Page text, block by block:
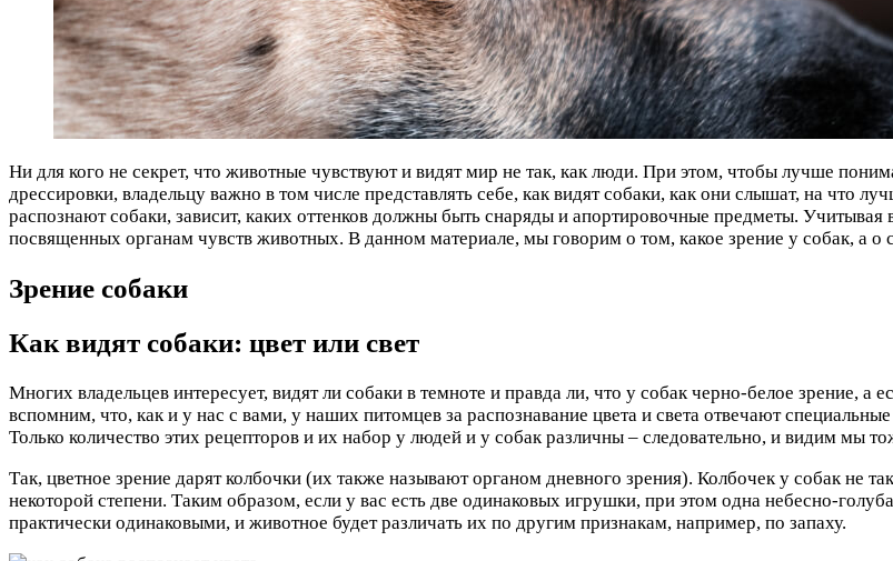
Ни для кого не секрет, что животные чувствуют и видят мир не так, как люди. При этом, чтобы лучше
дрессировки, владельцу важно в том числе представлять себе, как видят собаки, как они слышат, на что
распознают собаки, зависит, каких оттенков должны быть снаряды и апортировочные предметы.
посвященных органам чувств животных. В данном материале, мы говорим о том, какое зрение у собак, а
Зрение собаки
Как видят собаки: цвет или свет
Многих владельцев интересует, видят ли собаки в темноте и правда ли, что у собак черно-белое зрение, а
вспомним, что, как и у нас с вами, у наших питомцев за распознавание цвета и света отвечают
Только количество этих рецепторов и их набор у людей и у собак различны – следовательно, и видим мы
Так, цветное зрение дарят колбочки (их также называют органом дневного зрения). Колбочек у собак не
некоторой степени. Таким образом, если у вас есть две одинаковых игрушки, при этом одна небесно-
практически одинаковыми, и животное будет различать их по другим признакам, например, по запаху.